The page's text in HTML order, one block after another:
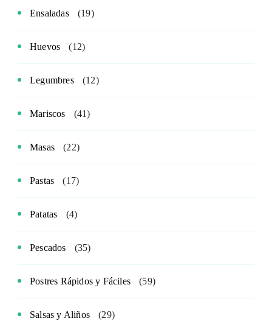
Ensaladas (19)
Huevos (12)
Legumbres (12)
Mariscos (41)
Masas (22)
Pastas (17)
Patatas (4)
Pescados (35)
Postres Rápidos y Fáciles (59)
Salsas y Aliños (29)